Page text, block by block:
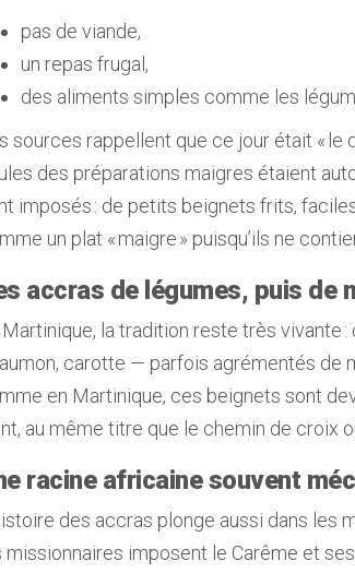
pas de viande,
un repas frugal,
des aliments simples comme les
sources rappellent que ce jour était « le
des préparations maigres étaient
imposés : de petits beignets frits,
un plat « maigre » puisqu’ils ne
accras de légumes, puis de
Martinique, la tradition reste très vivante
carotte — parfois agrémentés de
en Martinique, ces beignets sont
au même titre que le chemin de croix
racine africaine souvent
des accras plonge aussi dans les
missionnaires imposent le Carême et